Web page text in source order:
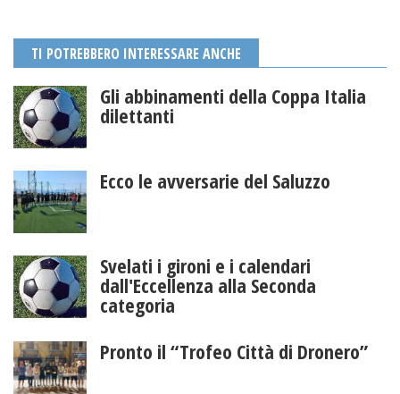
TI POTREBBERO INTERESSARE ANCHE
Gli abbinamenti della Coppa Italia
dilettanti
Ecco le avversarie del Saluzzo
Svelati i gironi e i calendari
dall'Eccellenza alla Seconda
categoria
Pronto il “Trofeo Città di Dronero”